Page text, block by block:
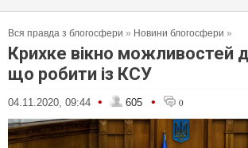
Вся правда з блогосфери » Новини блогосфери »
Крихке вікно можливостей
що робити із КСУ
04.11.2020, 09:44 • 605 • 0